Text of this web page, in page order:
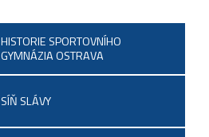
HISTORIE SPORTOVNÍHO
GYMNÁZIA OSTRAVA
SÍŇ SLÁVY